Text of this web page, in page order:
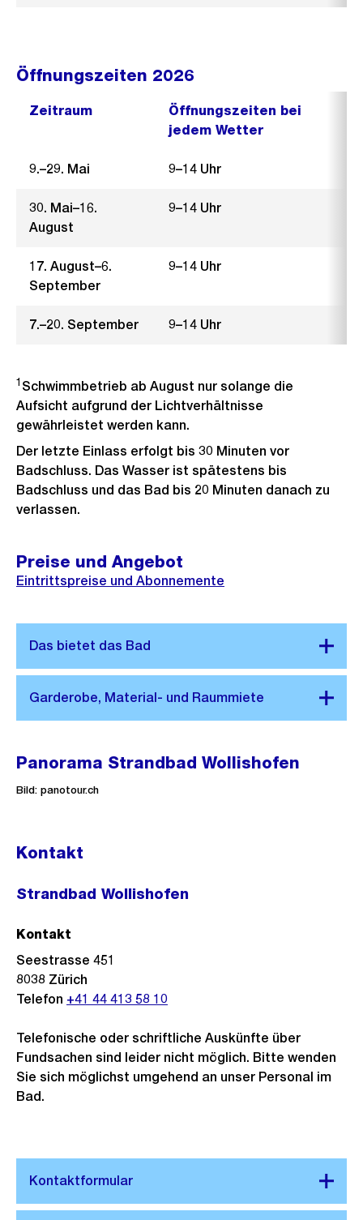
Öffnungszeiten 2026
Zeitraum
Öffnungszeiten bei
jedem Wetter
9.–29. Mai 9–14 Uhr
30. Mai–16.
August
9–14 Uhr
17. August–6.
September
9–14 Uhr
7.–20. September 9–14 Uhr
1 Schwimmbetrieb ab August nur solange die
Aufsicht aufgrund der Lichtverhältnisse
gewährleistet werden kann.
Der letzte Einlass erfolgt bis 30 Minuten vor
Badschluss. Das Wasser ist spätestens bis
Badschluss und das Bad bis 20 Minuten danach zu
verlassen.
Preise und Angebot
Eintrittspreise und Abonnemente
Panorama Strandbad Wollishofen
Bild: panotour.ch
Kontakt
Strandbad Wollishofen
Telefonische oder schriftliche Auskünfte über
Fundsachen sind leider nicht möglich. Bitte wenden
Sie sich möglichst umgehend an unser Personal im
Bad.
Kontakt
Seestrasse 451
8038 Zürich
Telefon +41 44 413 58 10